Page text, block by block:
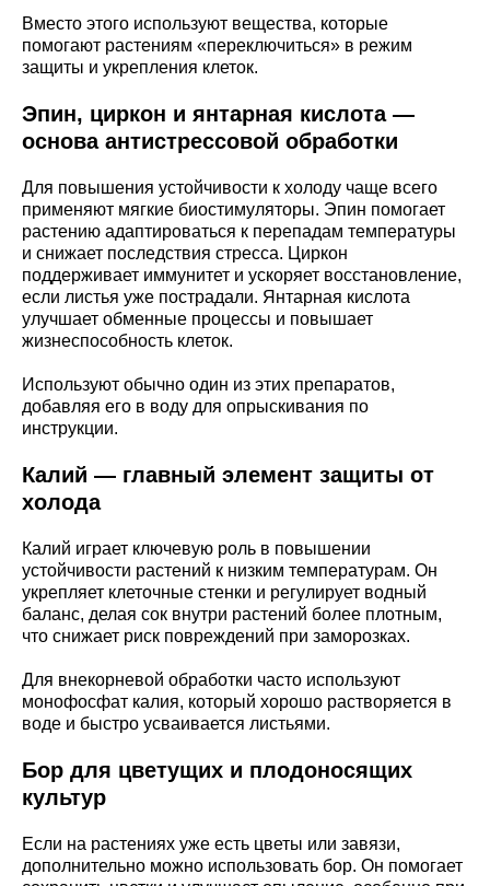
Вместо этого используют вещества, которые
помогают растениям «переключиться» в режим
защиты и укрепления клеток.
Эпин, циркон и янтарная кислота —
основа антистрессовой обработки
Для повышения устойчивости к холоду чаще всего
применяют мягкие биостимуляторы. Эпин помогает
растению адаптироваться к перепадам температуры
и снижает последствия стресса. Циркон
поддерживает иммунитет и ускоряет восстановление,
если листья уже пострадали. Янтарная кислота
улучшает обменные процессы и повышает
жизнеспособность клеток.
Используют обычно один из этих препаратов,
добавляя его в воду для опрыскивания по
инструкции.
Калий — главный элемент защиты от
холода
Калий играет ключевую роль в повышении
устойчивости растений к низким температурам. Он
укрепляет клеточные стенки и регулирует водный
баланс, делая сок внутри растений более плотным,
что снижает риск повреждений при заморозках.
Для внекорневой обработки часто используют
монофосфат калия, который хорошо растворяется в
воде и быстро усваивается листьями.
Бор для цветущих и плодоносящих
культур
Если на растениях уже есть цветы или завязи,
дополнительно можно использовать бор. Он помогает